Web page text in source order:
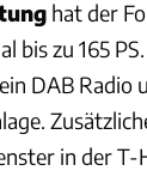
hat der
bis zu 165
DAB Radio
in der T-